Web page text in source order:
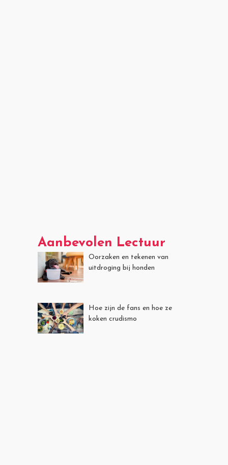
Aanbevolen Lectuur
Oorzaken en tekenen van
uitdroging bij honden
Hoe zijn de fans en hoe ze
koken crudismo